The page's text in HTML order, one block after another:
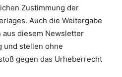
Zustimmung der
Auch die Weitergabe
diesem Newsletter
und stellen ohne
gegen das Urheberrecht